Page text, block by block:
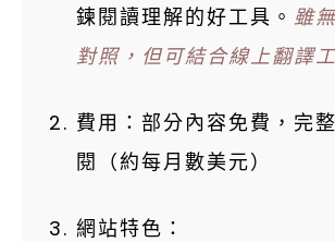
鍊閱讀理解的好工具。 雖
對照，但可結合線上翻譯
費用：部分內容免費，完
閱（約每月數美元）
網站特色：